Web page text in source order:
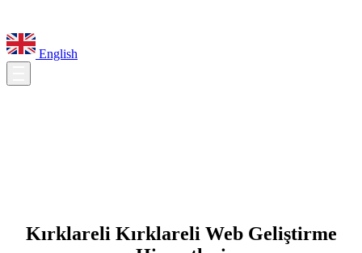
English
Kırklareli Kırklareli Web Geliştirme